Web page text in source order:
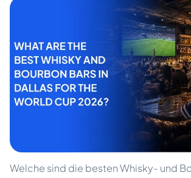
Welche sind die besten Whisky- und